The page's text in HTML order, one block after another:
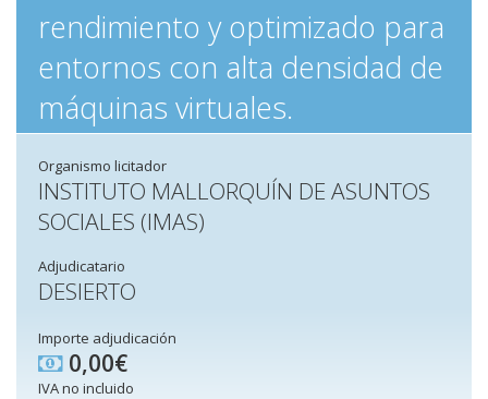
rendimiento y optimizado para
entornos con alta densidad de
máquinas virtuales.
Organismo licitador
INSTITUTO MALLORQUÍN DE ASUNTOS
SOCIALES (IMAS)
Adjudicatario
DESIERTO
Importe adjudicación
0,00€
IVA no incluido